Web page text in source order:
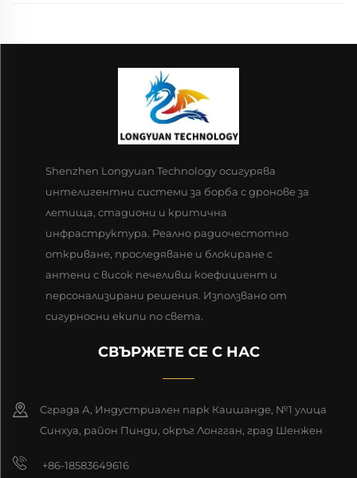
Shenzhen Longyuan Technology осигурява
интелигентни системи за борба с дронове за
летища, стадиони и критична
инфраструктура. Реално радиочестотно
откриване, проследяване и блокиране с
антени с висок печеливш коефициент и
персонализирани решения. Използвано от
сигурносни екипи по света.
СВЪРЖЕТЕ СЕ С НАС
Сграда А, Индустриален парк Каишанде, №1 улица
Синхуа, район Пинди, окръг Лонгган, град Шенжен
+86-18583649616